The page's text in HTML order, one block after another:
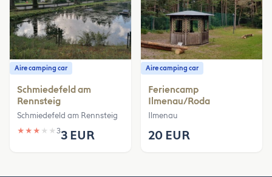
Aire camping car
Schmiedefeld am
Rennsteig
Schmiedefeld am Rennsteig
★ ★ ★ ★ ★ 33 EUR
Aire camping car
Feriencamp
Ilmenau/Roda
Ilmenau
20 EUR